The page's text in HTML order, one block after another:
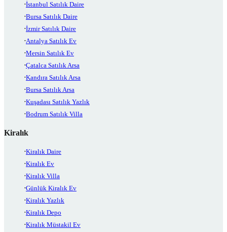
İstanbul Satılık Daire
Bursa Satılık Daire
İzmir Satılık Daire
Antalya Satılık Ev
Mersin Satılık Ev
Çatalca Satılık Arsa
Kandıra Satılık Arsa
Bursa Satılık Arsa
Kuşadası Satılık Yazlık
Bodrum Satılık Villa
Kiralık
Kiralık Daire
Kiralık Ev
Kiralık Villa
Günlük Kiralık Ev
Kiralık Yazlık
Kiralık Depo
Kiralık Müstakil Ev